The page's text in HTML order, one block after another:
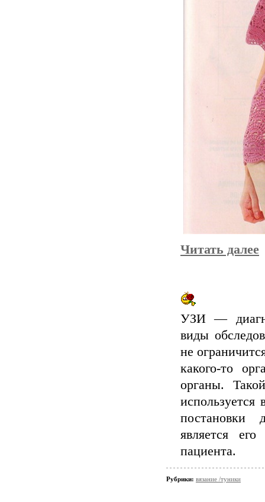
Читать далее
УЗИ —
виды
не
какого-то
органы.
постановки
является
пациента.
Рубрики: вязание /туники